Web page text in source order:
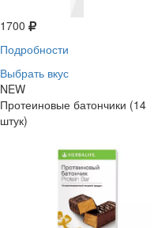
1700
Подробности
Выбрать вкус
NEW
Протеиновые батончики (14
штук)